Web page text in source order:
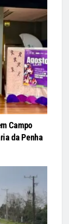
Campo
da Penha